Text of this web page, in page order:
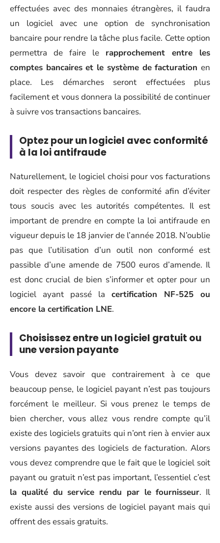
effectuées avec des monnaies étrangères, il faudra
un logiciel avec une option de synchronisation
bancaire pour rendre la tâche plus facile. Cette option
permettra de faire le rapprochement entre les
comptes bancaires et le système de facturation en
place. Les démarches seront effectuées plus
facilement et vous donnera la possibilité de continuer
à suivre vos transactions bancaires.
Optez pour un logiciel avec conformité
à la loi antifraude
Naturellement, le logiciel choisi pour vos facturations
doit respecter des règles de conformité afin d’éviter
tous soucis avec les autorités compétentes. Il est
important de prendre en compte la loi antifraude en
vigueur depuis le 18 janvier de l’année 2018. N’oublie
pas que l’utilisation d’un outil non conformé est
passible d’une amende de 7500 euros d’amende. Il
est donc crucial de bien s’informer et opter pour un
logiciel ayant passé la certification NF-525 ou
encore la certification LNE.
Choisissez entre un logiciel gratuit ou
une version payante
Vous devez savoir que contrairement à ce que
beaucoup pense, le logiciel payant n’est pas toujours
forcément le meilleur. Si vous prenez le temps de
bien chercher, vous allez vous rendre compte qu’il
existe des logiciels gratuits qui n’ont rien à envier aux
versions payantes des logiciels de facturation. Alors
vous devez comprendre que le fait que le logiciel soit
payant ou gratuit n’est pas important, l’essentiel c’est
la qualité du service rendu par le fournisseur. Il
existe aussi des versions de logiciel payant mais qui
offrent des essais gratuits.